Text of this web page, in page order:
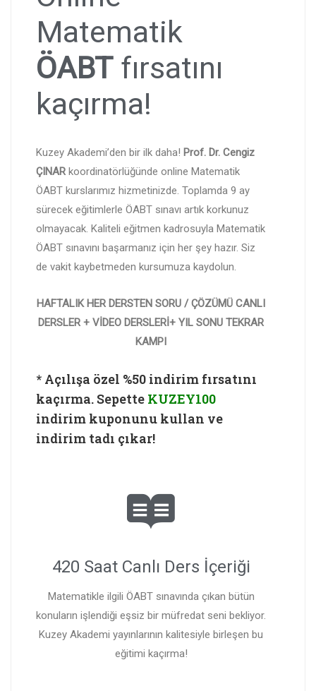
Matematik
ÖABT fırsatını
kaçırma!
Kuzey Akademi’den bir ilk daha! Prof. Dr. Cengiz
ÇINAR koordinatörlüğünde online Matematik
ÖABT kurslarımız hizmetinizde. Toplamda 9 ay
sürecek eğitimlerle ÖABT sınavı artık korkunuz
olmayacak. Kaliteli eğitmen kadrosuyla Matematik
ÖABT sınavını başarmanız için her şey hazır. Siz
de vakit kaybetmeden kursumuza kaydolun.
HAFTALIK HER DERSTEN SORU / ÇÖZÜMÜ CANLI
DERSLER + VİDEO DERSLERİ+ YIL SONU TEKRAR
KAMPI
* Açılışa özel %50 indirim fırsatını
kaçırma. Sepette KUZEY100
indirim kuponunu kullan ve
indirim tadı çıkar!
420 Saat Canlı Ders İçeriği
Matematikle ilgili ÖABT sınavında çıkan bütün
konuların işlendiği eşsiz bir müfredat seni bekliyor.
Kuzey Akademi yayınlarının kalitesiyle birleşen bu
eğitimi kaçırma!